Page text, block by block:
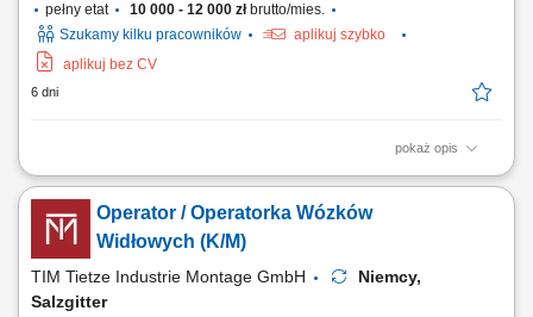
pełny etat
10 000 - 12 000 złbrutto/mies.
Szukamy kilku pracowników
aplikuj szybko
aplikuj bez CV
6 dni
pokaż opis
Opis stanowiska: Sprawna obsługa wózków widłowych czołowych oraz
maszyn typu Reach Truck na terenie nowoczesnego parku
logistycznego. Przyjmowanie, weryfikacja i rozlokowanie ciężkich
elementów przemysłowych na regałach wysokiego magazynowania.
Załadunek i rozładunek środków transportu...
Operator / Operatorka Wózków
Widłowych (K/M)
TIM Tietze Industrie Montage GmbH
Niemcy,
Salzgitter